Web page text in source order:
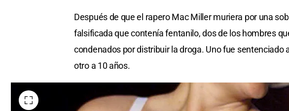
Después de que el rapero Mac Miller muriera por una
falsificada que contenía fentanilo, dos de los hombres
condenados por distribuir la droga. Uno fue sentenciado
otro a 10 años.